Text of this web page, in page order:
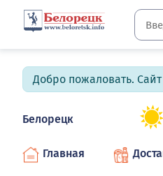
Добро пожаловать.
Белорецк
Главная